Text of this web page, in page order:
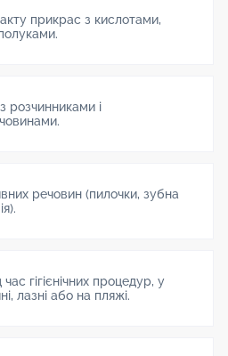
прикрас з кислотами,
розчинниками і
речовин (пилочки, зубна
гігієнічних процедур, у
лазні або на пляжі.